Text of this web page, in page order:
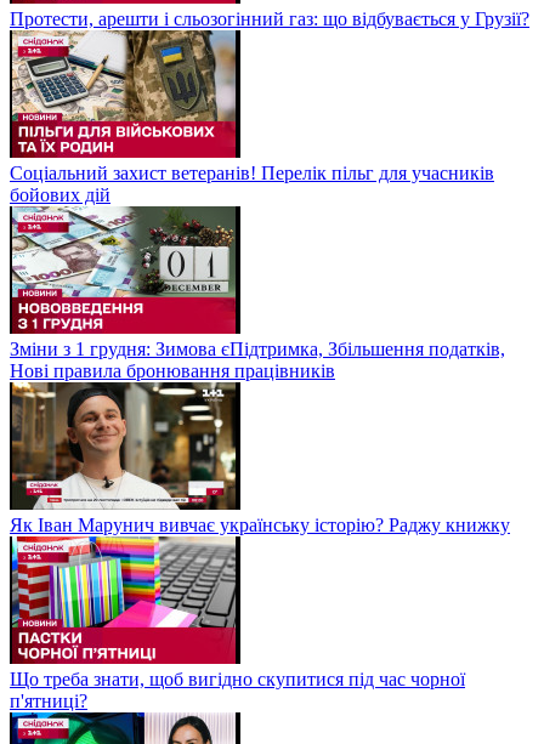
Протести, арешти і сльозогінний газ: що відбувається у Грузії?
Соціальний захист ветеранів! Перелік пільг для учасників
бойових дій
Зміни з 1 грудня: Зимова єПідтримка, Збільшення податків,
Нові правила бронювання працівників
Як Іван Марунич вивчає українську історію? Раджу книжку
Що треба знати, щоб вигідно скупитися під час чорної
п'ятниці?